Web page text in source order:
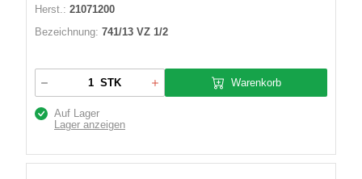
Herst.: 21071200
Bezeichnung: 741/13 VZ 1/2
STK Warenkorb
Auf Lager
Lager anzeigen